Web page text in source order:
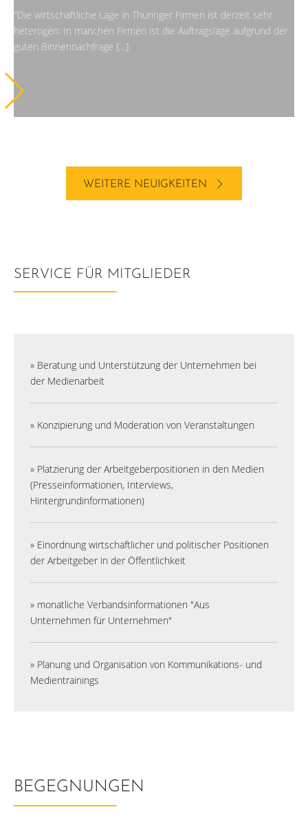
"Die wirtschaftliche Lage in Thüringer Firmen ist derzeit sehr
heterogen: In manchen Firmen ist die Auftragslage aufgrund der
guten Binnennachfrage […]
WEITERE NEUIGKEITEN
SERVICE FÜR MITGLIEDER
» Beratung und Unterstützung der Unternehmen bei
der Medienarbeit
» Konzipierung und Moderation von Veranstaltungen
» Platzierung der Arbeitgeberpositionen in den Medien
(Presseinformationen, Interviews,
Hintergrundinformationen)
» Einordnung wirtschaftlicher und politischer Positionen
der Arbeitgeber in der Öffentlichkeit
» monatliche Verbandsinformationen "Aus
Unternehmen für Unternehmen"
» Planung und Organisation von Kommunikations- und
Medientrainings
BEGEGNUNGEN